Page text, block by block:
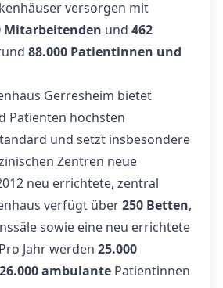
versorgen mit
Mitarbeitenden und 462
88.000 Patientinnen und
Gerresheim bietet
Patienten höchsten
und setzt insbesondere
Zentren neue
neu errichtete, zentral
verfügt über250 Betten,
sowie eine neu errichtete
Jahr werden 25.000
26.000 ambulante Patientinnen